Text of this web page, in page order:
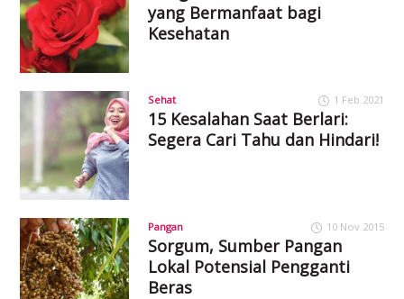
yang Bermanfaat bagi
Kesehatan
Sehat 1 Feb 2021
15 Kesalahan Saat Berlari:
Segera Cari Tahu dan Hindari!
Pangan 10 Nov 2015
Sorgum, Sumber Pangan
Lokal Potensial Pengganti
Beras